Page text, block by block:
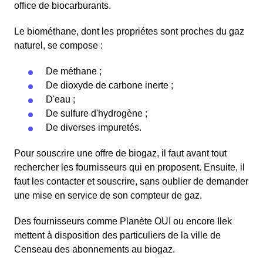
office de biocarburants.
Le biométhane, dont les propriétes sont proches du gaz
naturel, se compose :
De méthane ;
De dioxyde de carbone inerte ;
D'eau ;
De sulfure d'hydrogène ;
De diverses impuretés.
Pour souscrire une offre de biogaz, il faut avant tout
rechercher les fournisseurs qui en proposent. Ensuite, il
faut les contacter et souscrire, sans oublier de demander
une mise en service de son compteur de gaz.
Des fournisseurs comme Planète OUI ou encore Ilek
mettent à disposition des particuliers de la ville de
Censeau des abonnements au biogaz.